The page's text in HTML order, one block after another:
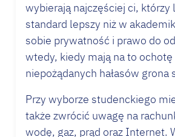
wybierają najczęściej ci, którzy
standard lepszy niż w
sobie prywatność i prawo do
wtedy, kiedy mają na to
niepożądanych hałasów grona
Przy wyborze studenckiego
także zwrócić uwagę na
wodę, gaz, prąd oraz Internet.